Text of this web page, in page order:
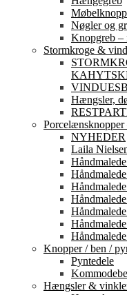
Nøgler og
Knopgreb –
Stormkroge &
Hængsler,
Porcelænsknopper
NYHEDER
Laila
Knopper / ben /
Pyntedele
Hængsler &